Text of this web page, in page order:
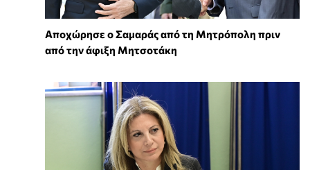
Αποχώρησε ο Σαμαράς από τη Μητρόπολη πριν
από την άφιξη Μητσοτάκη